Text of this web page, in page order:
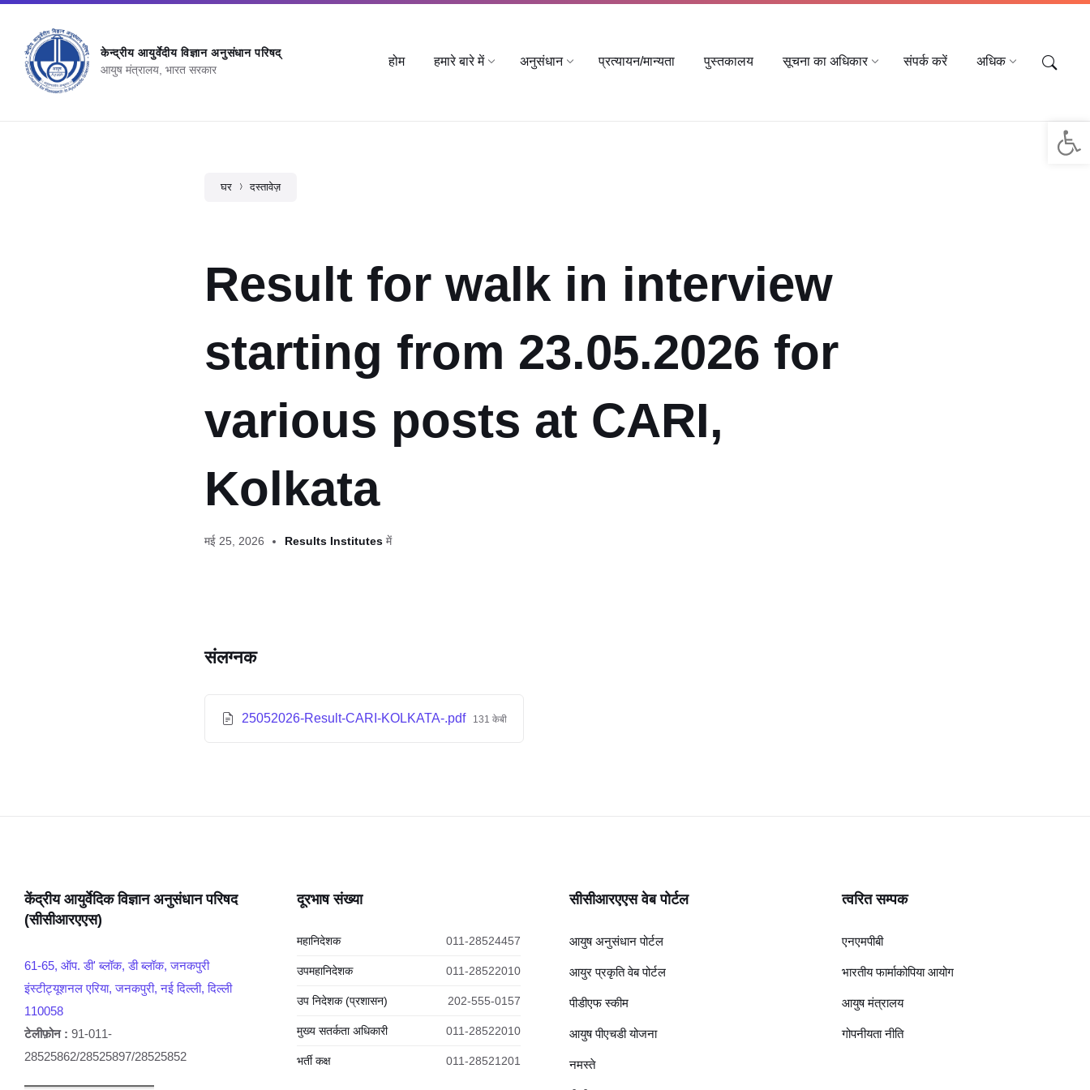
केन्‍द्रीय आयुर्वेदीय विज्ञान अनुसंधान परिषद्
आयुष मंत्रालय, भारत सरकार
होम हमारे बारे में अनुसंधान प्रत्यायन/मान्यता पुस्तकालय सूचना का अधिकार संपर्क करें अधिक
घर दस्तावेज़
Result for walk in interview
starting from 23.05.2026 for
various posts at CARI,
Kolkata
मई 25, 2026 Results Institutes में
संलग्नक
25052026-Result-CARI-KOLKATA-.pdf 131 केबी
केंद्रीय आयुर्वेदिक विज्ञान अनुसंधान परिषद
(सीसीआरएएस)
61-65, ऑप. डी' ब्लॉक, डी ब्लॉक, जनकपुरी
इंस्टीट्यूशनल एरिया, जनकपुरी, नई दिल्ली, दिल्ली
110058
टेलीफ़ोन : 91-011-
28525862/28525897/28525852
दूरभाष संख्या
महानिदेशक 011-28524457
उपमहानिदेशक 011-28522010
उप निदेशक (प्रशासन) 202-555-0157
मुख्य सतर्कता अधिकारी 011-28522010
भर्ती कक्ष 011-28521201
सीसीआरएएस वेब पोर्टल
आयुष अनुसंधान पोर्टल
आयुर प्रकृति वेब पोर्टल
पीडीएफ स्कीम
आयुष पीएचडी योजना
नमस्ते
त्वरित सम्पक
एनएमपीबी
भारतीय फार्माकोपिया आयोग
आयुष मंत्रालय
गोपनीयता नीति